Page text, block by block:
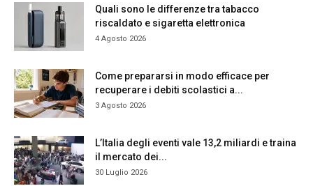
Quali sono le differenze tra tabacco
riscaldato e sigaretta elettronica
4 Agosto 2026
Come prepararsi in modo efficace per
recuperare i debiti scolastici a...
3 Agosto 2026
L’Italia degli eventi vale 13,2 miliardi e traina
il mercato dei...
30 Luglio 2026